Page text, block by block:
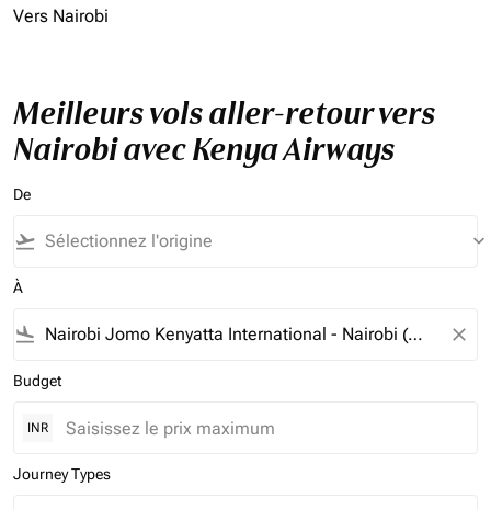
Vers Nairobi
Meilleurs vols aller-retour vers
Nairobi avec Kenya Airways
De
flight_takeoff keyboard_arrow_down
À
flight_land close
Budget
INR
Journey Types